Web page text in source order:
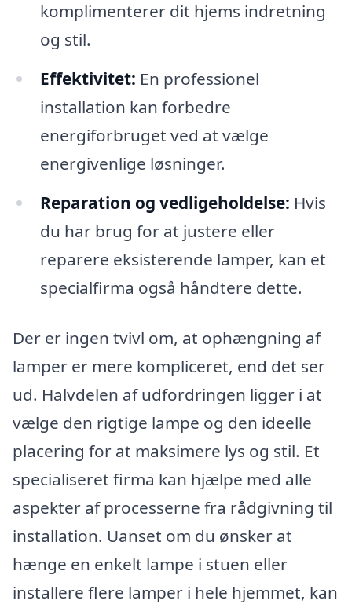
komplimenterer dit hjems indretning
og stil.
Effektivitet: En professionel
installation kan forbedre
energiforbruget ved at vælge
energivenlige løsninger.
Reparation og vedligeholdelse: Hvis
du har brug for at justere eller
reparere eksisterende lamper, kan et
specialfirma også håndtere dette.
Der er ingen tvivl om, at ophængning af
lamper er mere kompliceret, end det ser
ud. Halvdelen af udfordringen ligger i at
vælge den rigtige lampe og den ideelle
placering for at maksimere lys og stil. Et
specialiseret firma kan hjælpe med alle
aspekter af processerne fra rådgivning til
installation. Uanset om du ønsker at
hænge en enkelt lampe i stuen eller
installere flere lamper i hele hjemmet, kan